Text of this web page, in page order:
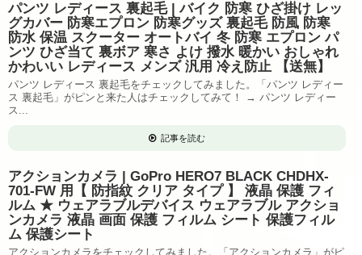
パンツ レディース 裏起毛 | バイク 防寒 ひざ掛け レッ
グカバー 防寒エプロン 防寒グッズ 裏起毛 防風 防寒
防水 保温 スクーター オートバイ 冬 防寒 エプロン パ
ンツ ひざ当て 裏ボア 寒さ よけ 撥水 暖かい おしゃれ
かわいい レディース メンズ 汎用 冷え防止 【送無】
パンツ レディース 裏起毛をチェックしてみました。「パンツ レディー
ス 裏起毛」がピンと来た人はチェックしてみて！ → パンツ レディー
ス...
記事を読む
アクションカメラ | GoPro HERO7 BLACK CHDHX-
701-FW 用【 防指紋 クリア タイプ 】 液晶 保護 フィ
ルム ★ ウェアラブルデバイス ウェアラブル アクショ
ンカメラ 液晶 画面 保護 フィルム シート 保護フィル
ム 保護シート
アクションカメラをチェックしてみました。「アクションカメラ」がピ